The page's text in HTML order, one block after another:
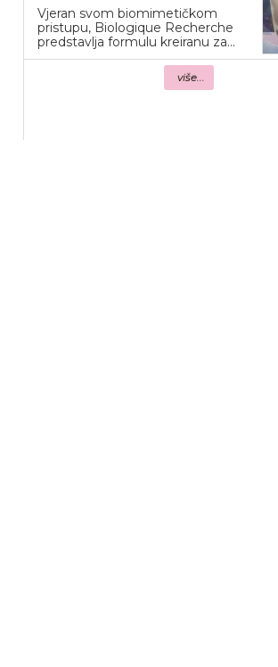
Vjeran svom biomimetičkom
pristupu, Biologique Recherche
predstavlja formulu kreiranu za...
više...